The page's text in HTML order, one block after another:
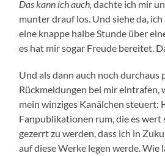
Das kann ich auch, dachte ich mir
munter drauf los. Und siehe da,
eine knappe halbe Stunde über
es hat mir sogar Freude bereitet.
Und als dann auch noch durchaus
Rückmeldungen bei mir eintrafen,
mein winziges Kanälchen steuert:
Fanpublikationen rum, die es wert
gezerrt zu werden, dass ich in
auf diese Werke legen werde. Wie